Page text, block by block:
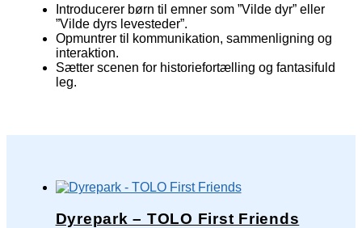
Introducerer børn til emner som ”Vilde dyr” eller
”Vilde dyrs levesteder”.
Opmuntrer til kommunikation, sammenligning og
interaktion.
Sætter scenen for historiefortælling og fantasifuld
leg.
Dyrepark – TOLO First Friends